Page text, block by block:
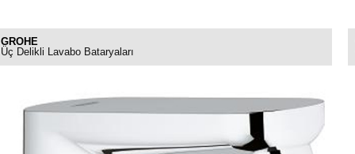
GROHE
Üç Delikli Lavabo Bataryaları